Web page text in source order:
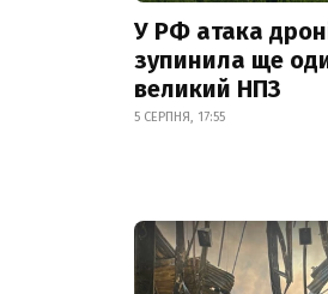
У РФ атака
зупинила ще
великий НПЗ
5 СЕРПНЯ, 17:55